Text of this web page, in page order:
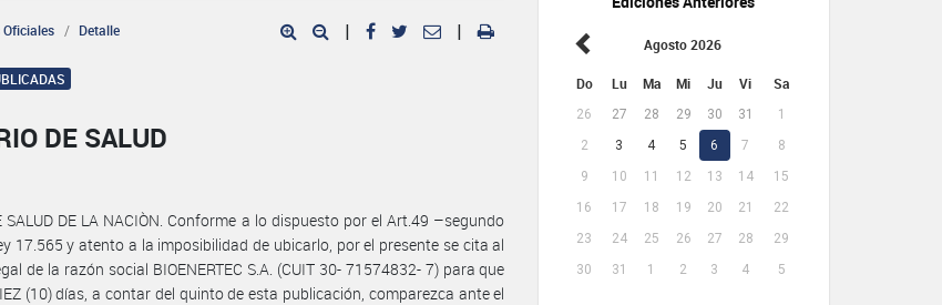
Agosto 2026
Do Lu Ma Mi Ju Vi Sa
26 27 28 29 30 31
1
2
3 4 5 6 7
8
9
10 11 12 13 14
15
16
17 18 19 20 21
22
23
24 25 26 27 28
29
30
31 1 2 3 4 5
Detalle | |
DE SALUD
SALUD DE LA NACIÒN. Conforme a lo dispuesto por el Art.49 –segundo
17.565 y atento a la imposibilidad de ubicarlo, por el presente se cita al
de la razón social BIOENERTEC S.A. (CUIT 30- 71574832- 7) para que
(10) días, a contar del quinto de esta publicación, comparezca ante el